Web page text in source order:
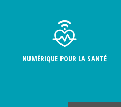
NUMÉRIQUE POUR LA SANTÉ